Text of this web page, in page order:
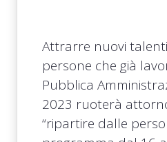
Attrarre nuovi
persone che già
Pubblica
2023 ruoterà
“ripartire dalle